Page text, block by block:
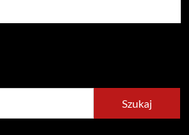
Szukaj